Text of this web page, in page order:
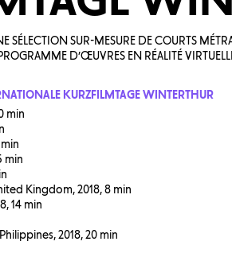
SÉLECTION SUR-MESURE DE COURTS
D’ŒUVRES EN RÉALITÉ
KURZFILMTAGE WINTERTHUR
min
min
Kingdom, 2018, 8 min
14 min
2018, 20 min